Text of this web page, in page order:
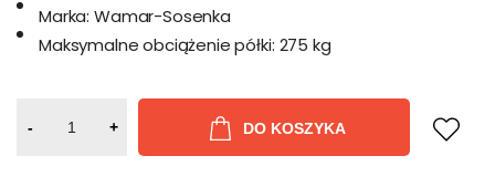
Marka: Wamar-Sosenka
Maksymalne obciążenie półki: 275 kg
- + DO KOSZYKA